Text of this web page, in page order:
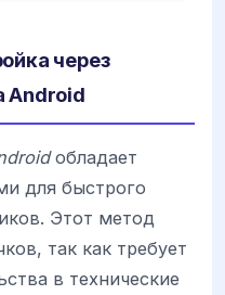
через
Android
обладает
для быстрого
Этот метод
так как требует
в технические